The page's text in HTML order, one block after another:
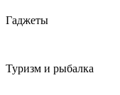
Гаджеты
Туризм и рыбалка